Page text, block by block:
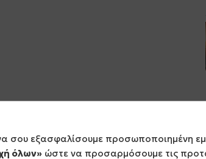
σου εξασφαλίσουμε προσωποποιημένη
όλων» ώστε να προσαρμόσουμε τις